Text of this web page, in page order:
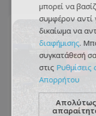
μπορεί να
συμφέρον αντί
δικαίωμα να
διαφήμισης.
συγκατάθεσή
στις Ρυθμίσεις
Απορρήτου
Απολύτως